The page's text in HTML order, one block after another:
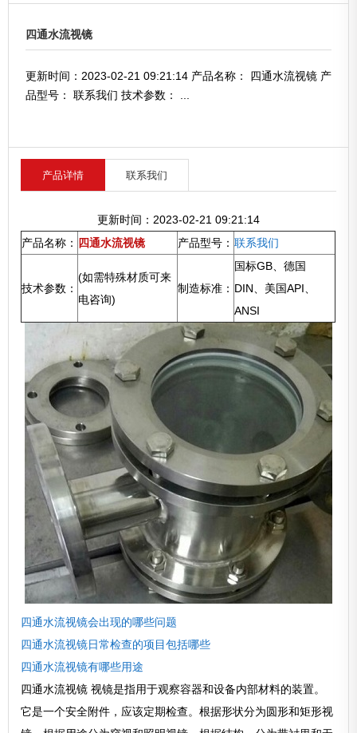
四通水流视镜
更新时间：2023-02-21 09:21:14 产品名称： 四通水流视镜 产
品型号： 联系我们 技术参数： ...
产品详情 联系我们
更新时间：2023-02-21 09:21:14
产品名称：
四通水流视镜 产品型号： 联系我们
技术参数：
(如需特殊材质可来
电咨询)
制造标准：
国标GB、德国
DIN、美国API、
ANSI
四通水流视镜会出现的哪些问题
四通水流视镜日常检查的项目包括哪些
四通水流视镜有哪些用途
四通水流视镜 视镜是指用于观察容器和设备内部材料的装置。
它是一个安全附件，应该定期检查。根据形状分为圆形和矩形视